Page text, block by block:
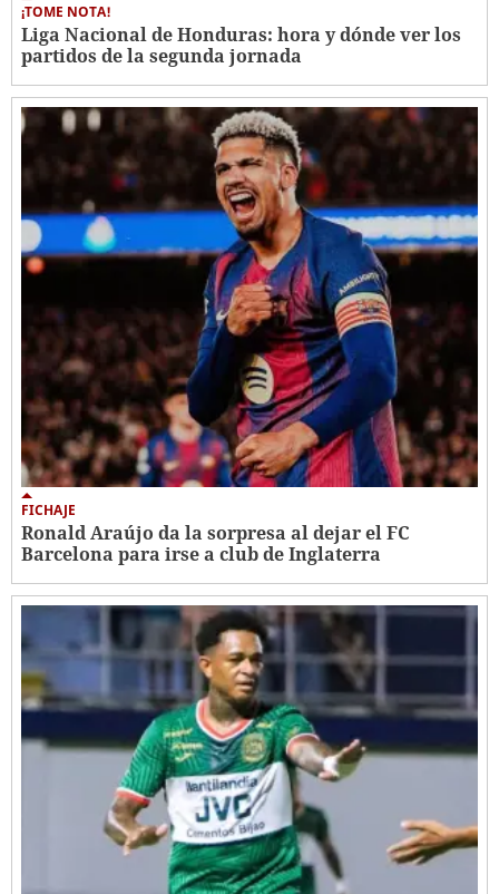
¡TOME NOTA!
Liga Nacional de Honduras: hora y dónde ver los
partidos de la segunda jornada
FICHAJE
Ronald Araújo da la sorpresa al dejar el FC
Barcelona para irse a club de Inglaterra